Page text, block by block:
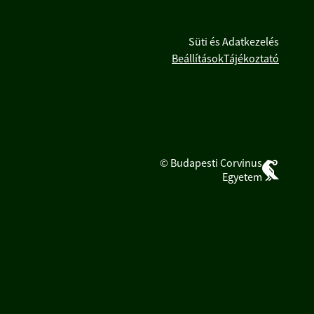
Süti és Adatkezelés
BeállításokTájékoztató
© Budapesti Corvinus
Egyetem